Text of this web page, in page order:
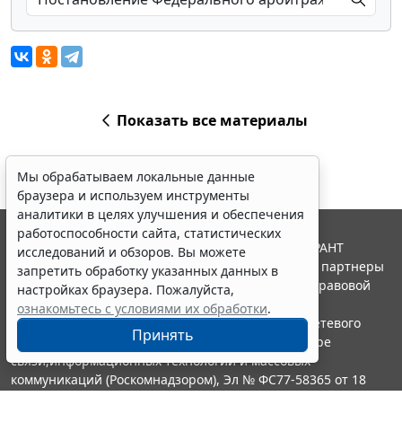
Показать все материалы
Мы обрабатываем локальные данные
браузера и используем инструменты
аналитики в целях улучшения и обеспечения
работоспособности сайта, статистических
исследований и обзоров. Вы можете
запретить обработку указанных данных в
настройках браузера. Пожалуйста,
ознакомьтесь с условиями их обработки.
Принять
© ООО "НПП "ГАРАНТ-СЕРВИС", 2026. Система ГАРАНТ
выпускается с 1990 года. Компания "Гарант" и ее партнеры
являются участниками Российской ассоциации правовой
информации ГАРАНТ.
Портал ГАРАНТ.РУ зарегистрирован в качестве сетевого
издания Федеральной службой по надзору в сфере
связи,информационных технологий и массовых
коммуникаций (Роскомнадзором), Эл № ФС77-58365 от 18